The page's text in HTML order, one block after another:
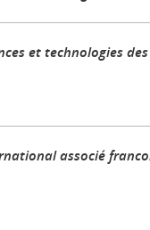
et technologies
associé